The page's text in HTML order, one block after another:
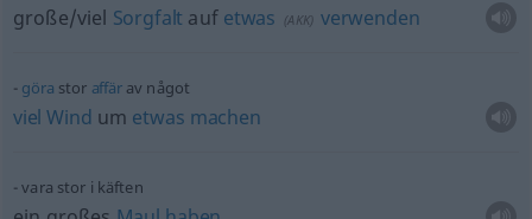
große/viel Sorgfalt auf etwas (AKK) verwenden
göra stor affärav något
viel Wind um etwas machen
vara stor i käften